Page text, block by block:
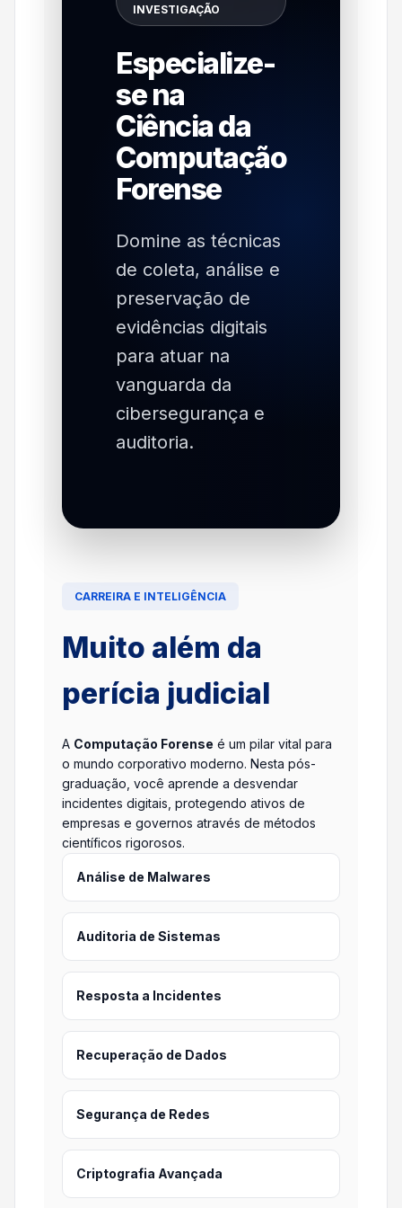
INVESTIGAÇÃO
Especialize-
se na
Ciência da
Computação
Forense
Domine as técnicas
de coleta, análise e
preservação de
evidências digitais
para atuar na
vanguarda da
cibersegurança e
auditoria.
CARREIRA E INTELIGÊNCIA
Muito além da
perícia judicial
A Computação Forense é um pilar vital para
o mundo corporativo moderno. Nesta pós-
graduação, você aprende a desvendar
incidentes digitais, protegendo ativos de
empresas e governos através de métodos
científicos rigorosos.
Análise de Malwares
Auditoria de Sistemas
Resposta a Incidentes
Recuperação de Dados
Segurança de Redes
Criptografia Avançada